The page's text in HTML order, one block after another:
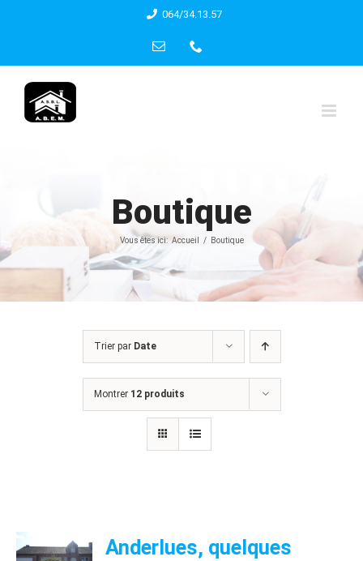
content
064/34.13.57
Email
Boutique
Vous êtes ici: Accueil Boutique
Trier par Date
Montrer 12 produits
Anderlues, quelques